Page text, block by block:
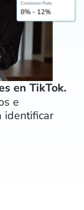
en TikTok.
e
identificar